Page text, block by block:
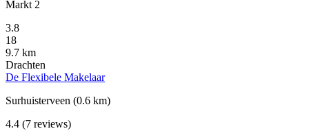
Markt 2
3.8
18
9.7 km
Drachten
De Flexibele Makelaar
Surhuisterveen (0.6 km)
4.4 (7 reviews)